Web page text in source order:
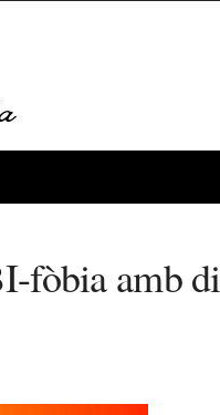
amb